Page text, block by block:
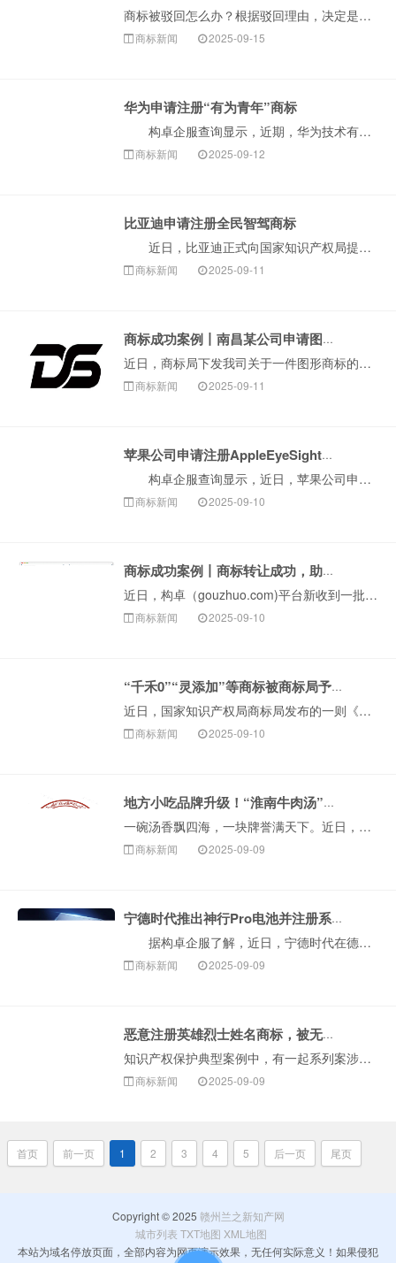
商标被驳回怎么办？根据驳回理由，决定是否申请驳回复审很关键。比如当商标因近似这种非绝对禁止性原因被驳回，可以尝试争取复审。今天，构卓给大家分享近期成功···
商标新闻 2025-09-15
华为申请注册“有为青年”商标
构卓企服查询显示，近期，华为技术有限公司申请注册3枚“有为青年”商标，国际分类为科学仪器、广告销售，当前商标状态均为等待实质审查。此举表明华为正进···
商标新闻 2025-09-12
比亚迪申请注册全民智驾商标
近日，比亚迪正式向国家知识产权局提交了“全民智驾”商标的注册申请。该商标申请信息已在国家知识产权局官网公示，申请类别为第9类，涵盖电子产品、计算机···
商标新闻 2025-09-11
商标成功案例丨南昌某公司申请图形商标因近似被驳回，复审成功！
近日，商标局下发我司关于一件图形商标的驳回复审决定书。该商标在审查过程中，因与在先商标近似被商标局予以驳回，申请人委托我司代理向商标局提交驳回复审。一···
商标新闻 2025-09-11
苹果公司申请注册AppleEyeSight商标
构卓企服查询显示，近日，苹果公司申请注册一枚“APPLE EYESIGHT”商标，国际分类为科学仪器，当前商标状态为等待实质审查。 公开信息显示···
商标新闻 2025-09-10
商标成功案例丨商标转让成功，助力企业快速获品牌资产
近日，构卓（gouzhuo.com)平台新收到一批国家知识产权局商标局下发的《商标转让证明》，成功促成数十件优质商标完成转让。这些成功转让的商标资源涵···
商标新闻 2025-09-10
“千禾0”“灵添加”等商标被商标局予以无效！
近日，国家知识产权局商标局发布的一则《注册商标宣告无效公告》显示，沈阳某美容公司申请的“灵添加”商标被正式宣告无效。看到&ld···
商标新闻 2025-09-10
地方小吃品牌升级！“淮南牛肉汤”正式获批注册！
一碗汤香飘四海，一块牌誉满天下。近日，由安徽省淮南市淮南牛肉汤产业发展协会提交的“淮南牛肉汤”集体商标（图形）获准注册。这标志着淮南牛肉汤产业迎来发展···
商标新闻 2025-09-09
宁德时代推出神行Pro电池并注册系列商标
据构卓企服了解，近日，宁德时代在德国慕尼黑车展发布NP3.0电池安全技术平台，并推出首款磷酸铁锂动力电池‘神行Pro’。查询显示，宁德时代已申请注···
商标新闻 2025-09-09
恶意注册英雄烈士姓名商标，被无效！
知识产权保护典型案例中，有一起系列案涉及恶意注册英雄烈士姓名商标。据悉，部分企业或个人在果酒（含酒精）、葡萄酒、钓鱼用具、洗衣液等多个商品类别上申请注···
商标新闻 2025-09-09
首页 前一页 1 2 3 4 5 后一页 尾页
Copyright © 2025 赣州兰之新知产网
城市列表 TXT地图 XML地图
本站为域名停放页面，全部内容为网页演示效果，无任何实际意义！如果侵犯